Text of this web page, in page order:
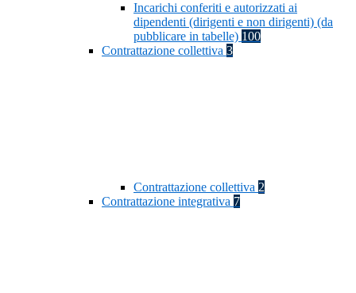
Incarichi conferiti e autorizzati ai
dipendenti (dirigenti e non dirigenti) (da
pubblicare in tabelle) 100
Contrattazione collettiva 3
Contrattazione collettiva 2
Contrattazione integrativa 7